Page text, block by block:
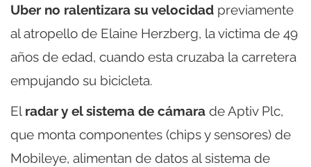
Uber no ralentizara su velocidad previamente
al atropello de Elaine Herzberg, la victima de 49
años de edad, cuando esta cruzaba la carretera
empujando su bicicleta.
El radar y el sistema de cámara de Aptiv Plc,
que monta componentes (chips y sensores) de
Mobileye, alimentan de datos al sistema de